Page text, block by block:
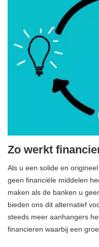
Zo werkt
Als u een solide en
geen financiële middelen
maken als de banken u
bieden ons dit alternatief
steeds meer aanhangers
financieren waarbij een